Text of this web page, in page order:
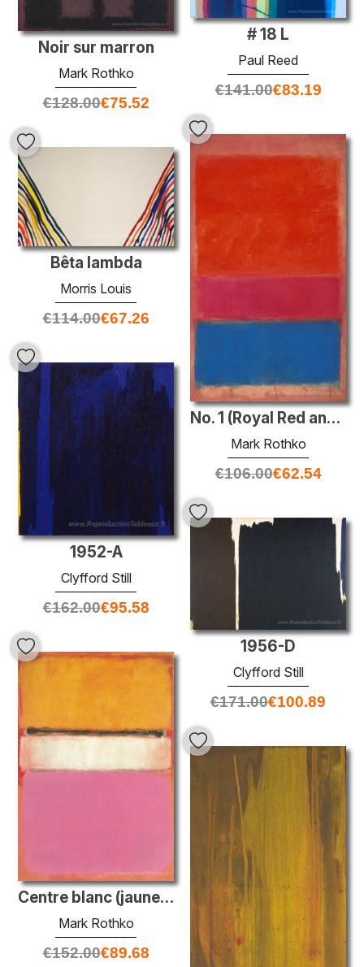
# 18 L
Paul Reed
€141.00€83.19
Noir sur marron
Mark Rothko
€128.00€75.52
No. 1 (Royal Red and Blue)
Mark Rothko
€106.00€62.54
Bêta lambda
Morris Louis
€114.00€67.26
1952-A
Clyfford Still
€162.00€95.58
1956-D
Clyfford Still
€171.00€100.89
Centre blanc (jaune, rose et lavande sur rose)
Mark Rothko
€152.00€89.68